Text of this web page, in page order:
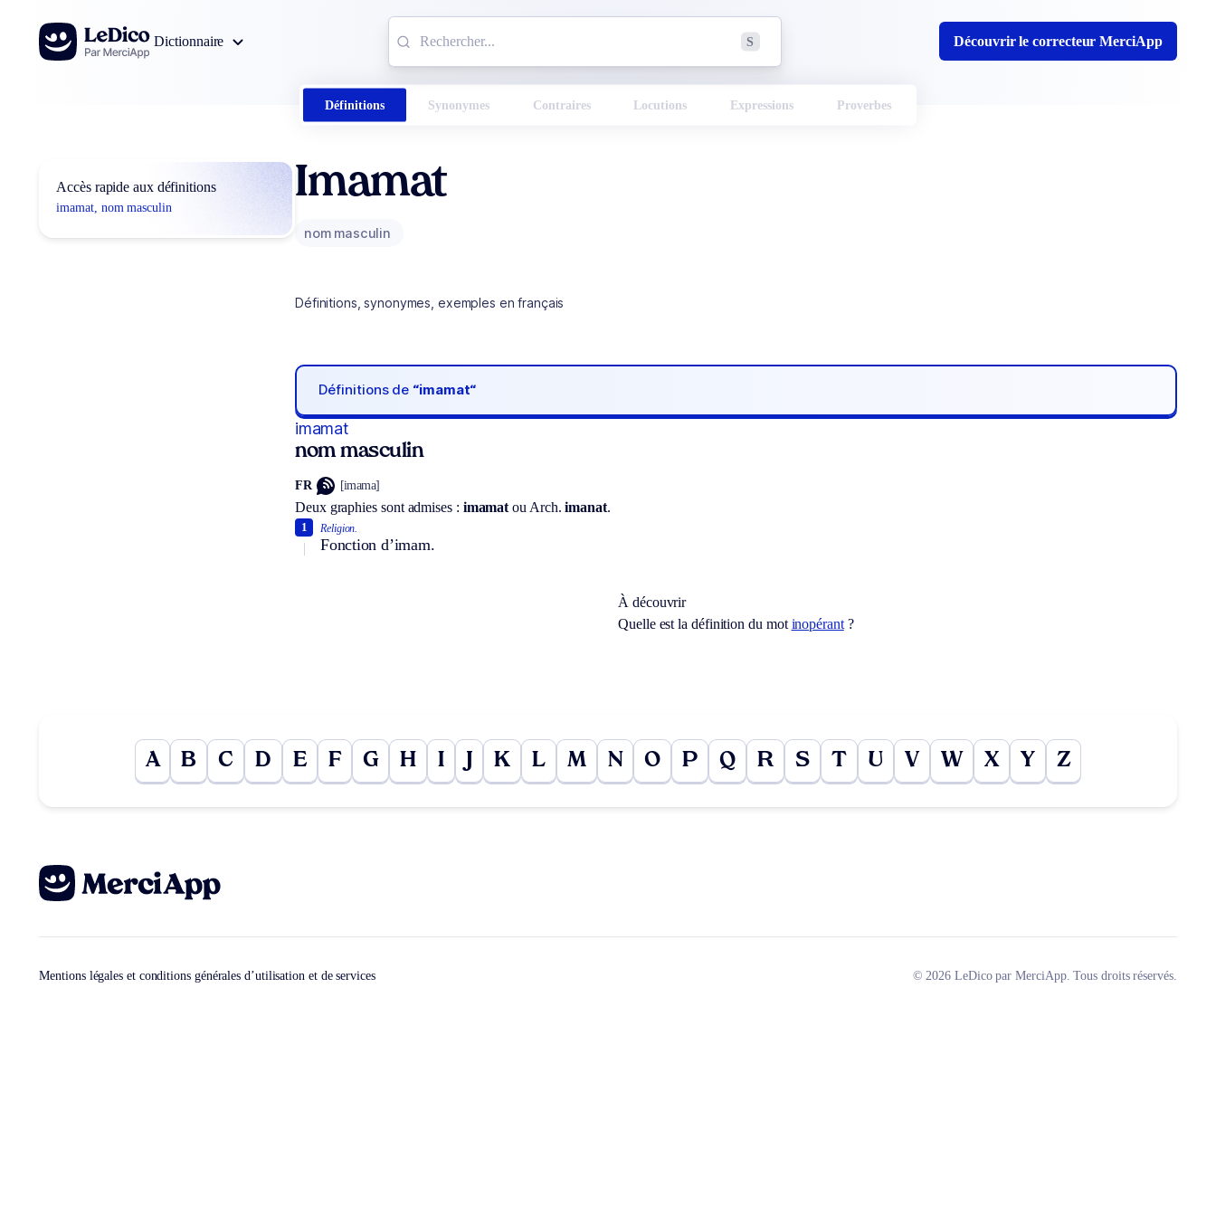
Aller au contenu
Dictionnaire
S Découvrir le correcteur MerciApp
Définitions Synonymes Contraires Locutions Expressions Proverbes
Accès rapide aux définitions
imamat, nom masculin
Imamat
nom masculin
Définitions, synonymes, exemples en français
Définitions de “imamat“
imamat
nom masculin
FR [imama]
Deux graphies sont admises : imamatou Arch. imanat.
Religion.
Fonction d’imam.
1
À découvrir
Quelle est la définition du mot inopérant?
A B C D E F G H I K L M N O P Q R S T U V W X Y Z
Mentions légales et conditions générales d’utilisation et de services © 2026 LeDico par MerciApp. Tous droits réservés.